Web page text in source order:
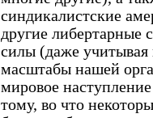
синдикалистские
другие либертарные
силы (даже
масштабы нашей
мировое
тому, во что